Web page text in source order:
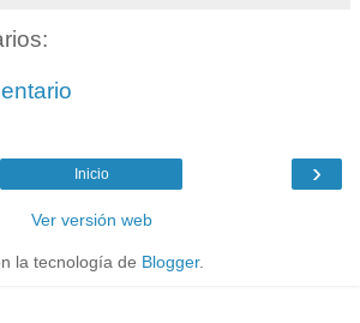
›
Inicio
Ver versión web
la tecnología de Blogger.